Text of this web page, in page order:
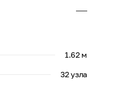
1.62 м
32 узла